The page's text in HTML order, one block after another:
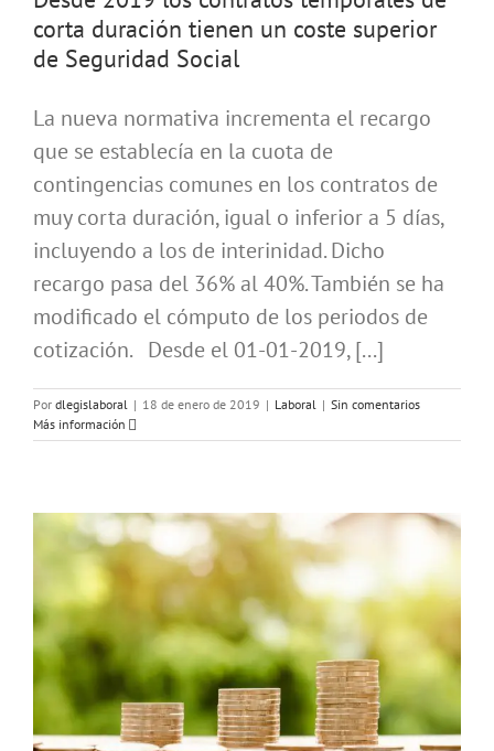
corta duración tienen un coste superior
de Seguridad Social
La nueva normativa incrementa el recargo
que se establecía en la cuota de
contingencias comunes en los contratos de
muy corta duración, igual o inferior a 5 días,
incluyendo a los de interinidad. Dicho
recargo pasa del 36% al 40%. También se ha
modificado el cómputo de los periodos de
cotización. Desde el 01-01-2019, [...]
Por dlegislaboral | 18 de enero de 2019 | Laboral | Sin comentarios
Más información